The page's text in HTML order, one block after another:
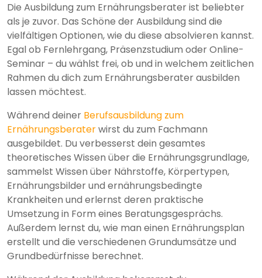
Die Ausbildung zum Ernährungsberater ist beliebter
als je zuvor. Das Schöne der Ausbildung sind die
vielfältigen Optionen, wie du diese absolvieren kannst.
Egal ob Fernlehrgang, Präsenzstudium oder Online-
Seminar – du wählst frei, ob und in welchem zeitlichen
Rahmen du dich zum Ernährungsberater ausbilden
lassen möchtest.
Während deiner Berufsausbildung zum
Ernährungsberaterwirst du zum Fachmann
ausgebildet. Du verbesserst dein gesamtes
theoretisches Wissen über die Ernährungsgrundlage,
sammelst Wissen über Nährstoffe, Körpertypen,
Ernährungsbilder und ernährungsbedingte
Krankheiten und erlernst deren praktische
Umsetzung in Form eines Beratungsgesprächs.
Außerdem lernst du, wie man einen Ernährungsplan
erstellt und die verschiedenen Grundumsätze und
Grundbedürfnisse berechnet.